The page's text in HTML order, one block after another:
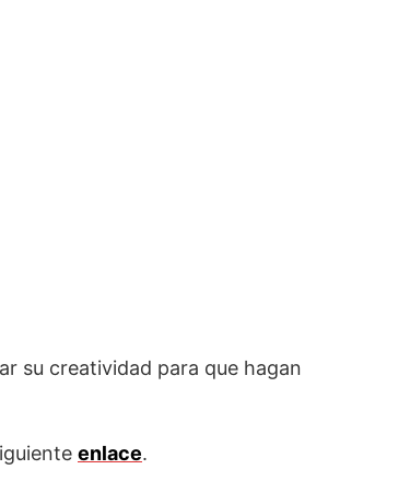
su creatividad para que hagan
enlace.